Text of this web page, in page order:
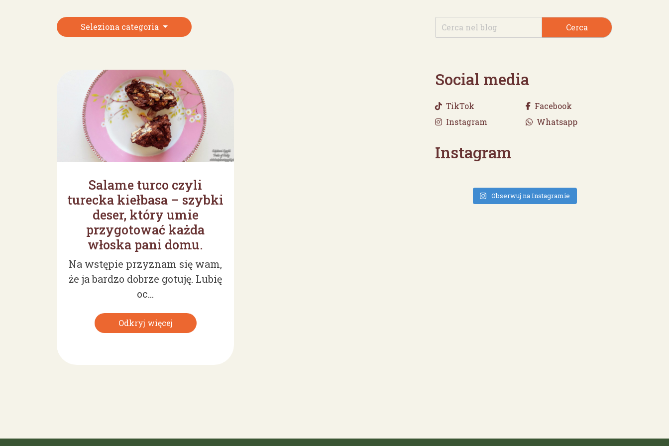
Seleziona categoria Cerca
Salame turco czyli
turecka kiełbasa – szybki
deser, który umie
przygotować każda
włoska pani domu.
Na wstępie przyznam się wam,
że ja bardzo dobrze gotuję. Lubię
oc...
Odkryj więcej
Social media
TikTok
Facebook
Instagram
Whatsapp
Instagram
Obserwuj na Instagramie